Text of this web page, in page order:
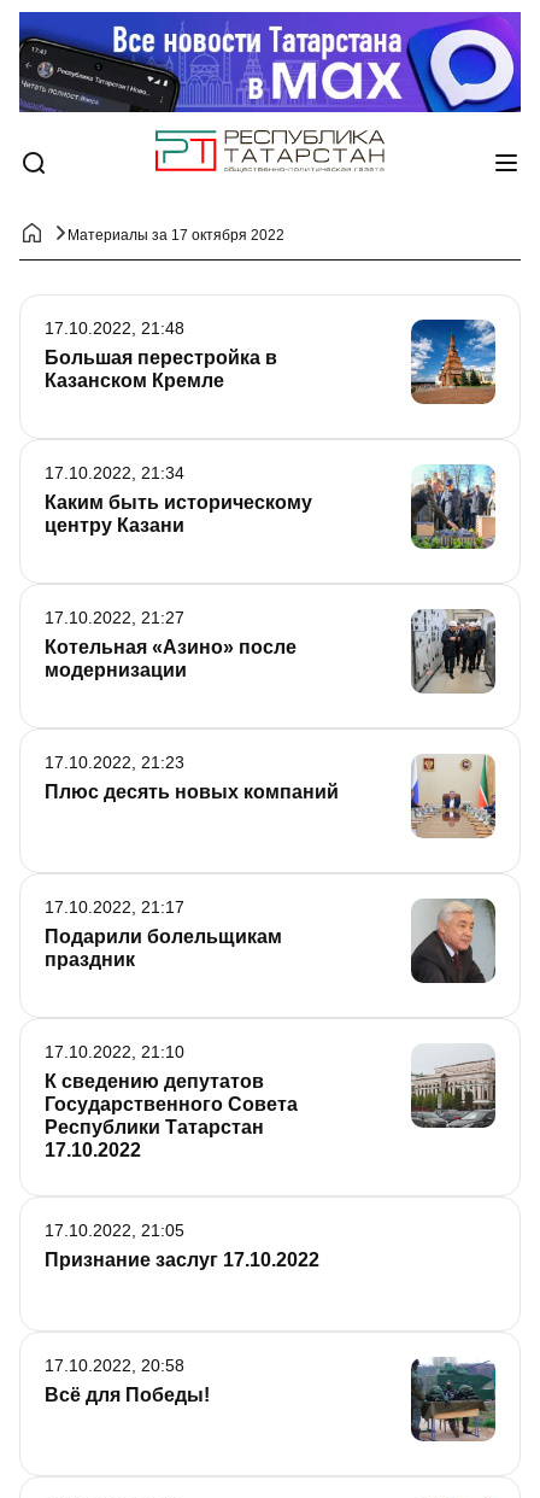
Материалы за 17 октября 2022
Большая перестройка в
Казанском Кремле
17.10.2022, 21:48
Каким быть историческому
центру Казани
17.10.2022, 21:34
Котельная «Азино» после
модернизации
17.10.2022, 21:27
Плюс десять новых компаний
17.10.2022, 21:23
Подарили болельщикам
праздник
17.10.2022, 21:17
К сведению депутатов
Государственного Совета
Республики Татарстан
17.10.2022
17.10.2022, 21:10
Признание заслуг 17.10.2022
17.10.2022, 21:05
Всё для Победы!
17.10.2022, 20:58